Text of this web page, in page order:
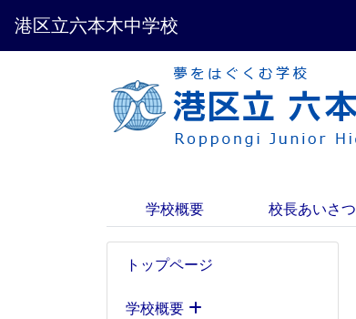
港区立六本木中学校
学校概要 校長あいさつ
トップページ
学校概要